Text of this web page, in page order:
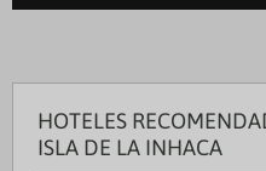
HOTELES
ISLA DE LA INHACA